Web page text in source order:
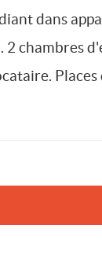
dans
2 chambres